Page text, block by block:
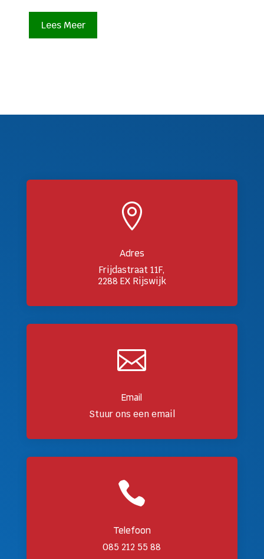
Lees Meer

Adres
Frijdastraat 11F,
2288 EX Rijswijk

Email
Stuur ons een email

Telefoon
085 212 55 88